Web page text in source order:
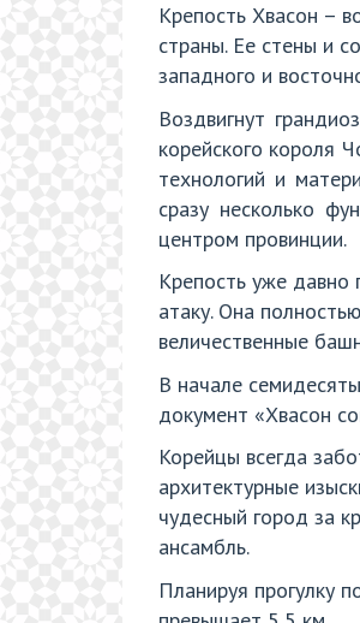
Крепость Хвасон –
страны. Ее стены и
западного и
Воздвигнут
корейского короля
технологий и
сразу несколько
центром провинции.
Крепость уже
атаку. Она
величественные
В начале
документ «Хвасон
Корейцы всегда
архитектурные
чудесный город за
ансамбль.
Планируя прогулку